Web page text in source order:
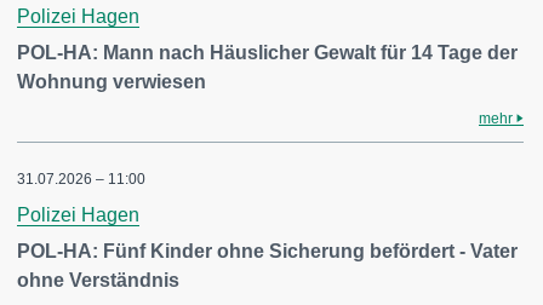
Polizei Hagen
POL-HA: Mann nach Häuslicher Gewalt für 14 Tage der
Wohnung verwiesen
mehr
31.07.2026 – 11:00
Polizei Hagen
POL-HA: Fünf Kinder ohne Sicherung befördert - Vater
ohne Verständnis